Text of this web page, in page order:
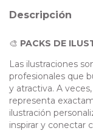
Descripción
🎨 PACKS DE
Las ilustraciones
profesionales que
y atractiva. A
representa
ilustración
inspirar y conectar